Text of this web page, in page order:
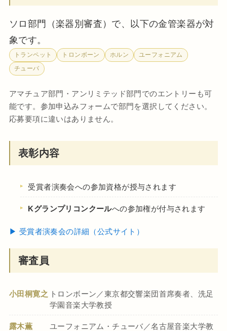
ソロ部門（楽器別審査）で、以下の金管楽器が対
象です。
トランペット トロンボーン ホルン
ユーフォニアム
チューバ
アマチュア部門・アンリミテッド部門でのエントリーも可
能です。参加申込みフォームで部門を選択してください。
応募要項に違いはありません。
表彰内容
受賞者演奏会への参加資格が授与されます
Kグランプリコンクールへの参加権が付与されます
▶ 受賞者演奏会の詳細（公式サイト）
審査員
小田桐寛之 トロンボーン／東京都交響楽団首席奏者、洗足
学園音楽大学教授
露木薫
ユーフォニアム・チューバ／名古屋音楽大学教